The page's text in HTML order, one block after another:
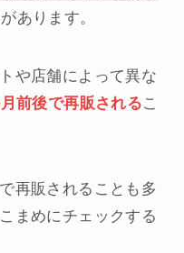
あります。
や店舗によって異な
前後で再販されるこ
再販されることも多
まめにチェックする